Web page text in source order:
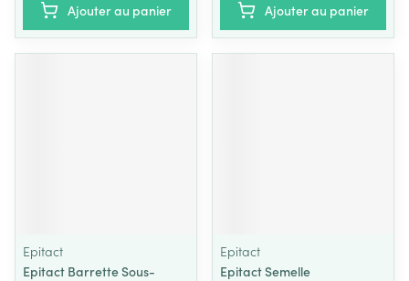
Ajouter au panier Ajouter au panier
Epitact
Epitact Barrette Sous-
Epitact
Epitact Semelle